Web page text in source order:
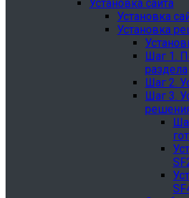
Установка сайта
Установка
Установка
Шаг 1.
раздела
Шаг 2.
Шаг 3.